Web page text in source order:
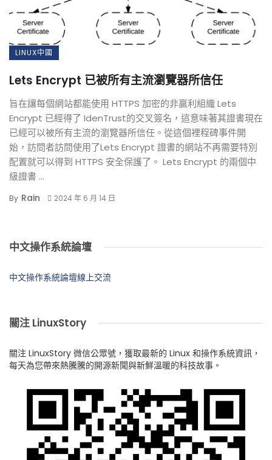
LINUX中國
Lets Encrypt 已被所有主流瀏覽器所信任
旨在讓每個網站都能使用 HTTPS 加密的非贏利組織 Lets
Encrypt 已經得了 IdenTrust的交叉簽名，這意味著其證書現在
已經可以被所有主流的瀏覽器所信任。從這個裡程碑事件開
始，訪問者訪問使用了Lets Encrypt 證書的網站不再需要特別
配置就可以得到 HTTPS 安全保護了。 Lets Encrypt 的兩個中
級證書 ...
By Rain 2024 年 6 月 14 日
中文操作系統論壇
中文操作系統論壇線上交流
關注 LinuxStory
關注 LinuxStory 微信公眾號，獲取最新的 Linux 和操作系統資訊，
每天為您帶來熱騰騰的開源新聞與新鮮溫暖的科技故事。